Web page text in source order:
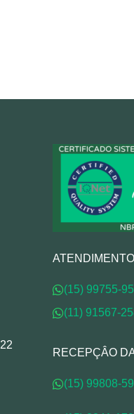
(15) 99755-
(11) 91567-
RECEPÇÂO
(15) 99808-